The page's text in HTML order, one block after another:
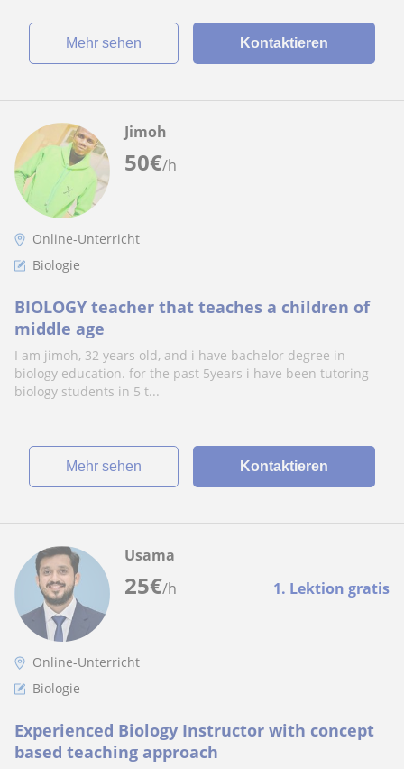
Mehr sehen Kontaktieren
50€/h
Jimoh
Online-Unterricht
Biologie
BIOLOGY teacher that teaches a children of
middle age
I am jimoh, 32 years old, and i have bachelor degree in
biology education. for the past 5years i have been tutoring
biology students in 5 t...
Mehr sehen Kontaktieren
25€/h 1. Lektion gratis
Usama
Online-Unterricht
Biologie
Experienced Biology Instructor with concept
based teaching approach